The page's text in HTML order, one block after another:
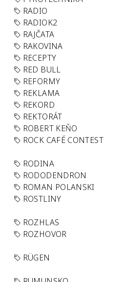
RADIO
RADIOK2
RAJČATA
RAKOVINA
RECEPTY
RED BULL
REFORMY
REKLAMA
REKORD
REKTORÁT
ROBERT KEŇO
ROCK CAFÉ CONTEST
RODINA
RODODENDRON
ROMAN POLANSKI
ROSTLINY
ROZHLAS
ROZHOVOR
RÜGEN